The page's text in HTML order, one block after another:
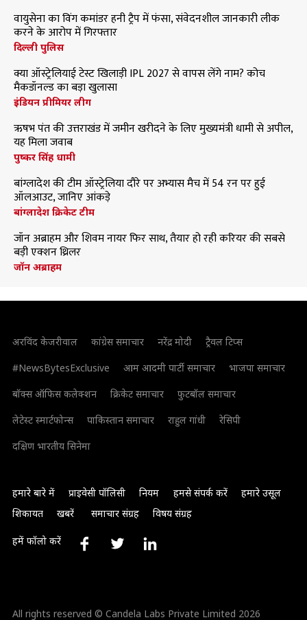
वायुसेना का विंग कमांडर हनी ट्रैप में फंसा, संवेदनशील जानकारी लीक
करने के आरोप में गिरफ्तार
दिल्ली पुलिस
क्या ऑस्ट्रेलियाई टेस्ट खिलाड़ी IPL 2027 से वापस लेंगे नाम? कोच
मैकडॉनल्ड का बड़ा खुलासा
इंडियन प्रीमियर लीग
ऋषभ पंत की उत्तराखंड में जमीन खरीदने के लिए मुख्यमंत्री धामी से अपील,
यह मिला जवाब
पुष्कर सिंह धामी
बांग्लादेश की टीम ऑस्ट्रेलिया दौरे पर अभ्यास मैच में 54 रन पर हुई
ऑलआउट, जानिए आंकड़े
बांग्लादेश क्रिकेट टीम
जॉन अब्राहम और शिवम नायर फिर साथ, तैयार हो रही करियर की सबसे
बड़ी एक्शन थ्रिलर
जॉन अब्राहम
अरविंद केजरीवाल कांग्रेस समाचार नरेंद्र मोदी
ट्रैवल टिप्स
#NewsBytesExclusive
आम आदमी पार्टी समाचार
भाजपा समाचार
बॉक्स ऑफिस कलेक्शन
क्रिकेट समाचार
फुटबॉल समाचार
लेटेस्ट स्मार्टफोन्स
पाकिस्तान समाचार राहुल गांधी
रेसिपी
दक्षिण भारतीय सिनेमा
हमारे बारे में प्राइवेसी पॉलिसी नियम हमसे संपर्क करें
हमारे उसूल
शिकायत
खबरें समाचार संग्रह विषय संग्रह
हमें फॉलो करें
All rights reserved © Candela Labs Private Limited 2026